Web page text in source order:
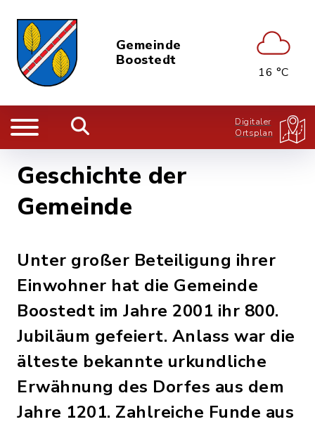
Gemeinde
Boostedt
16 °C
Digitaler
Ortsplan
Geschichte der
Gemeinde
Unter großer Beteiligung ihrer
Einwohner hat die Gemeinde
Boostedt im Jahre 2001 ihr 800.
Jubiläum gefeiert. Anlass war die
älteste bekannte urkundliche
Erwähnung des Dorfes aus dem
Jahre 1201. Zahlreiche Funde aus